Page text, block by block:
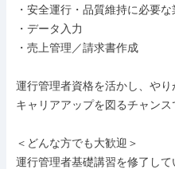
・安全運行・品質維持に必要
・データ入力
・売上管理／請求書作成
運行管理者資格を活かし、やり
キャリアアップを図るチャンス
＜どんな方でも大歓迎＞
運行管理者基礎講習を修了して